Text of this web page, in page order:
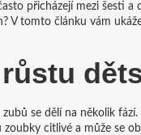
přicházejí mezi šesti
V tomto článku vám
růstu
zubů se dělí na několik
citlivé a může se